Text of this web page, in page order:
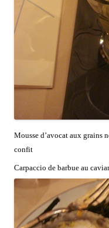
Mousse d’avocat aux grains
confit
Carpaccio de barbue au